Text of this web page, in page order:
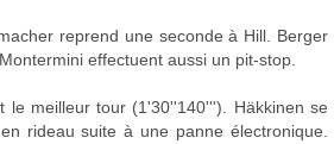
reprend une seconde à Hill. Berger
effectuent aussi un pit-stop.
le meilleur tour (1'30''140'''). Häkkinen se
rideau suite à une panne électronique.